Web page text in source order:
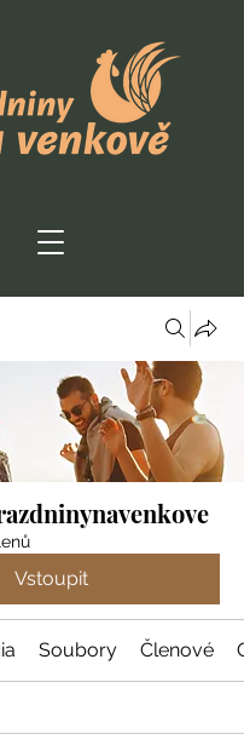
Vstoupit
Soubory Členové